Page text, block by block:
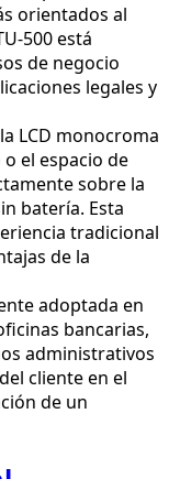
orientados al
500 está
de negocio
legales y
LCD monocroma
el espacio de
sobre la
batería. Esta
tradicional
de la
adoptada en
bancarias,
administrativos
cliente en el
de un